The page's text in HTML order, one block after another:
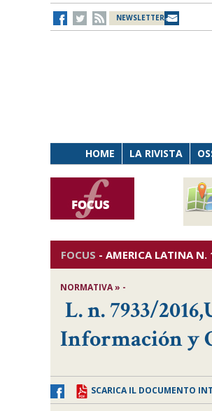
NEWSLETTER
HOME LA RIVISTA
FOCUS - AMERICA LATINAN.
NORMATIVA » -
L. n. 7933/
Información y
SCARICA IL DOCUMENTO